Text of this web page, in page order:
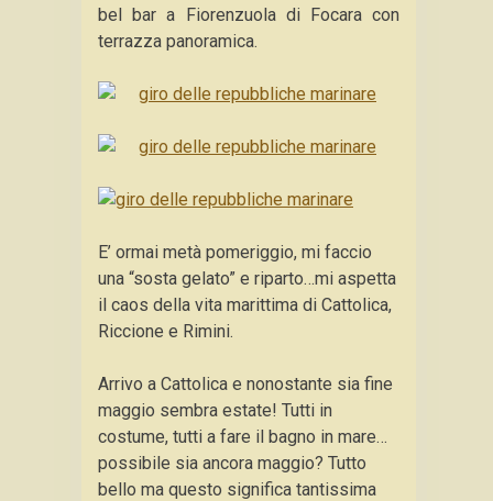
bel bar a Fiorenzuola di Focara con
terrazza panoramica.
E’ ormai metà pomeriggio, mi faccio
una “sosta gelato” e riparto…mi aspetta
il caos della vita marittima di Cattolica,
Riccione e Rimini.
Arrivo a Cattolica e nonostante sia fine
maggio sembra estate! Tutti in
costume, tutti a fare il bagno in mare…
possibile sia ancora maggio? Tutto
bello ma questo significa tantissima